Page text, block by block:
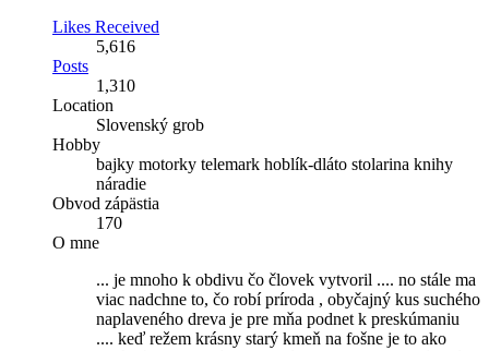
Likes Received
5,616
Posts
1,310
Location
Slovenský grob
Hobby
bajky motorky telemark hoblík-dláto stolarina knihy
náradie
Obvod zápästia
170
O mne
... je mnoho k obdivu čo človek vytvoril .... no stále ma
viac nadchne to, čo robí príroda , obyčajný kus suchého
naplaveného dreva je pre mňa podnet k preskúmaniu
.... keď režem krásny starý kmeň na fošne je to ako